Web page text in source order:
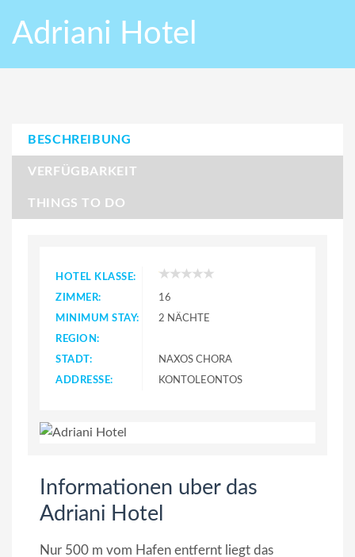
Adriani Hotel
BESCHREIBUNG
VERFÜGBARKEIT
THINGS TO DO
HOTEL KLASSE:
ZIMMER:
16
MINIMUM STAY:
2 NÄCHTE
REGION:
STADT:
NAXOS CHORA
ADDRESSE:
KONTOLEONTOS
Informationen uber das
Adriani Hotel
Nur 500 m vom Hafen entfernt liegt das